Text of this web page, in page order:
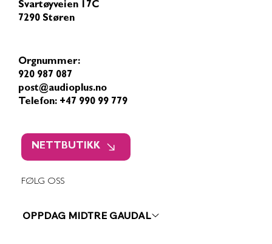
NETTBUTIKK
FØLG OSS
OPPDAG MIDTRE GAUDAL
Svartøyveien 17C
7290 Støren
Orgnummer:
920 987 087
post@audioplus.no
Telefon: +47 990 99 779